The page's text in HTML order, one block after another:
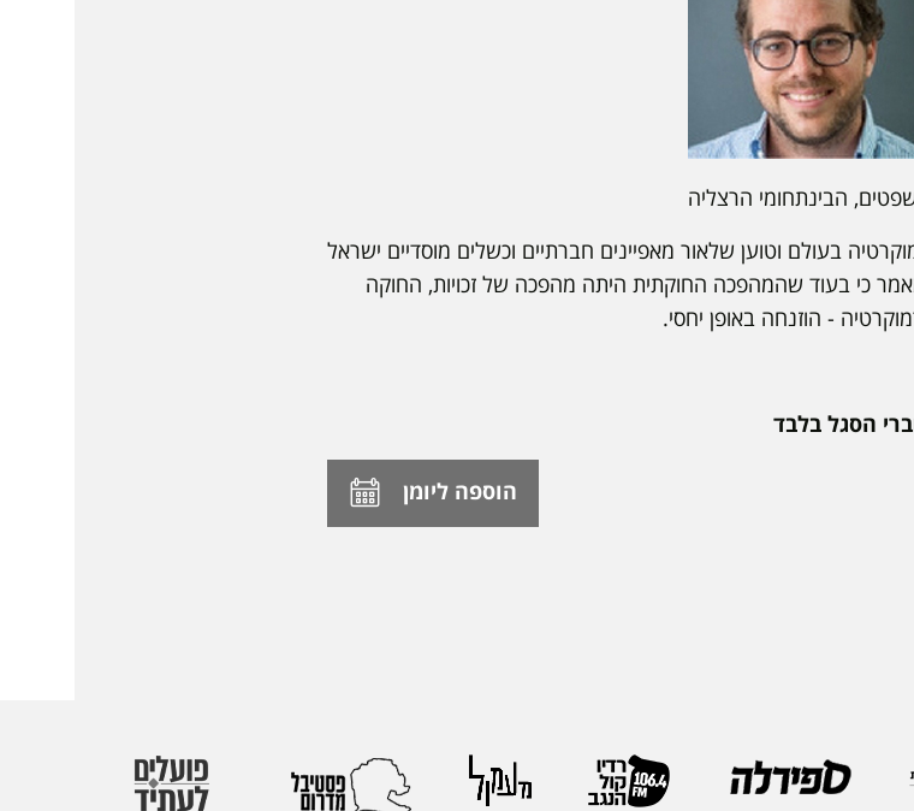
הבינתחומי הרצליה
בעולם וטוען שלאור מאפיינים חברתיים וכשלים מוסדיים ישראל
כי בעוד שהמהפכה החוקתית היתה מהפכה של זכויות, החוקה
- הוזנחה באופן יחסי.
הסגל בלבד
הוספה ליומן